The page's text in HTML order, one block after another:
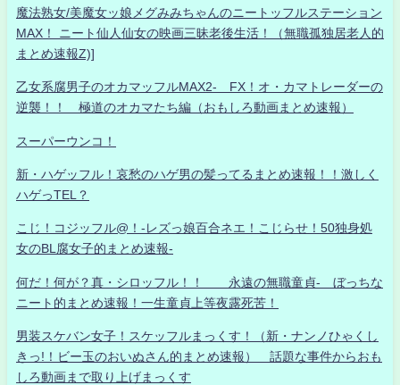
魔法熟女/美魔女ッ娘メグみみちゃんのニートッフルステーション
MAX！ ニート仙人仙女の映画三昧老後生活！（無職孤独居老人的
まとめ速報Z)]
乙女系腐男子のオカマッフルMAX2- FX！オ・カマトレーダーの
逆襲！！ 極道のオカマたち編（おもしろ動画まとめ速報）
スーパーウンコ！
新・ハゲッフル！哀愁のハゲ男の髪ってるまとめ速報！！激しく
ハゲっTEL？
こじ！コジッフル@！-レズっ娘百合ネエ！こじらせ！50独身処
女のBL腐女子的まとめ速報-
何だ！何が？真・シロッフル！！ 永遠の無職童貞- ぼっちな
ニート的まとめ速報！一生童貞上等夜露死苦！
男装スケバン女子！スケッフルまっくす！（新・ナンノひゃくし
きっ!！ビー玉のおいぬさん的まとめ速報） 話題な事件からおも
しろ動画まで取り上げまっくす